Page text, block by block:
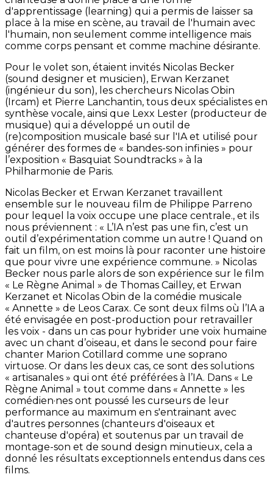
d'apprentissage (learning) qui a permis de laisser sa
place à la mise en scène, au travail de l'humain avec
l'humain, non seulement comme intelligence mais
comme corps pensant et comme machine désirante.
Pour le volet son, étaient invités Nicolas Becker
(sound designer et musicien), Erwan Kerzanet
(ingénieur du son), les chercheurs Nicolas Obin
(Ircam) et Pierre Lanchantin, tous deux spécialistes en
synthèse vocale, ainsi que Lexx Lester (producteur de
musique) qui a développé un outil de
(re)composition musicale basé sur l'IA et utilisé pour
générer des formes de « bandes-son infinies » pour
l’exposition « Basquiat Soundtracks » à la
Philharmonie de Paris.
Nicolas Becker et Erwan Kerzanet travaillent
ensemble sur le nouveau film de Philippe Parreno
pour lequel la voix occupe une place centrale., et ils
nous préviennent : « L’IA n’est pas une fin, c’est un
outil d’expérimentation comme un autre ! Quand on
fait un film, on est moins là pour raconter une histoire
que pour vivre une expérience commune. » Nicolas
Becker nous parle alors de son expérience sur le film
« Le Règne Animal » de Thomas Cailley, et Erwan
Kerzanet et Nicolas Obin de la comédie musicale
« Annette » de Leos Carax. Ce sont deux films où l’IA a
été envisagée en post-production pour retravailler
les voix - dans un cas pour hybrider une voix humaine
avec un chant d’oiseau, et dans le second pour faire
chanter Marion Cotillard comme une soprano
virtuose. Or dans les deux cas, ce sont des solutions
« artisanales » qui ont été préférées à l’IA. Dans « Le
Règne Animal » tout comme dans « Annette » les
comédien·nes ont poussé les curseurs de leur
performance au maximum en s'entrainant avec
d'autres personnes (chanteurs d'oiseaux et
chanteuse d'opéra) et soutenus par un travail de
montage-son et de sound design minutieux, cela a
donné les résultats exceptionnels entendus dans ces
films.